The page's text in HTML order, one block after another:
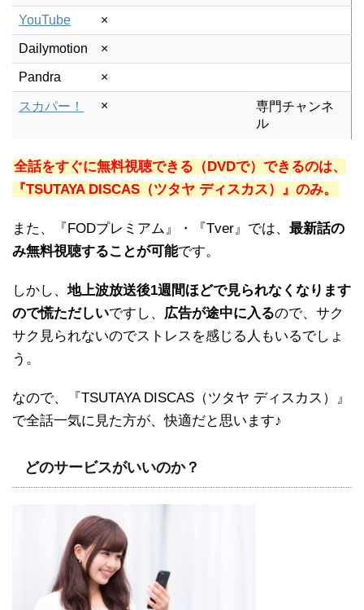
YouTube ×
Dailymotion ×
Pandra ×
スカパー！ ×
専門チャンネ
ル
全話をすぐに無料視聴できる（DVDで）できるのは、
『TSUTAYA DISCAS（ツタヤ ディスカス）』のみ。
また、『FODプレミアム』・『Tver』では、 最新話の
み無料視聴することが可能です。
しかし、 地上波放送後1週間ほどで見られなくなります
ので慌ただしいですし、 広告が途中に入るので、サク
サク見られないのでストレスを感じる人もいるでしょ
う。
なので、『TSUTAYA DISCAS（ツタヤ ディスカス）』
で全話一気に見た方が、快適だと思います♪
どのサービスがいいのか？